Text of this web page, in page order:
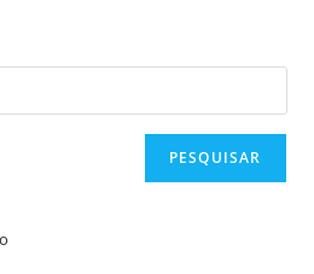
PESQUISAR